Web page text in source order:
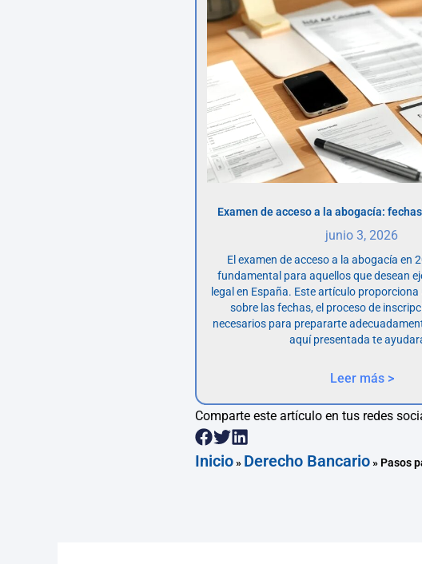
Examen de acceso a la abogacía:
junio 3, 2026
El examen de acceso a la abogacía en
fundamental para aquellos que desean
legal en España. Este artículo
sobre las fechas, el proceso de
necesarios para prepararte
aquí presentada te
Leer más >
Comparte este artículo en tus redes
Inicio» Derecho Bancario» Pasos